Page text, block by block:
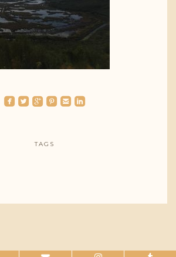
roundedfacebook roundedtwitterbird roundedgoogleplus roundedpinterest roundedemail roundedlinkedin
TAGS